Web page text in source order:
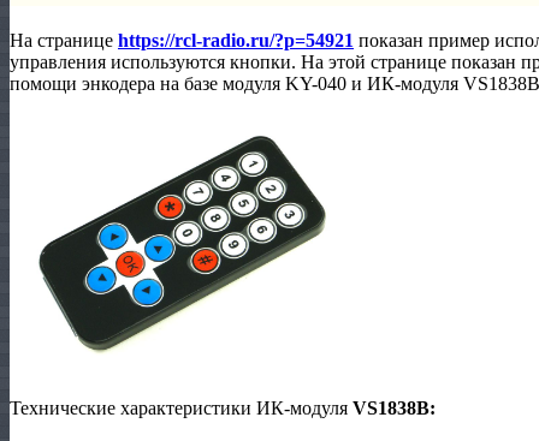
На странице https://rcl-radio.ru/?p=54921 показан пример
управления используются кнопки. На этой странице показан
помощи энкодера на базе модуля KY-040 и ИК-модуля
Технические характеристики ИК-модуля VS1838B: